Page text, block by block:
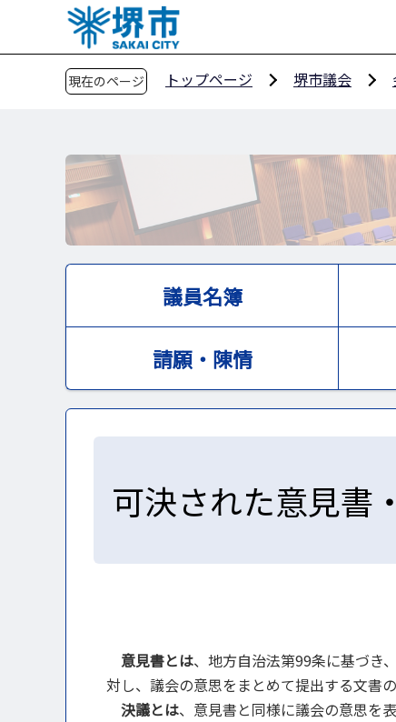
ペ
現在のページ トップページ 堺市議会
議員名簿
請願・陳情
可決された意見書
意見書とは、地方自治法第99条に基づき
対し、議会の意思をまとめて提出する文書の
決議とは、意見書と同様に議会の意思を